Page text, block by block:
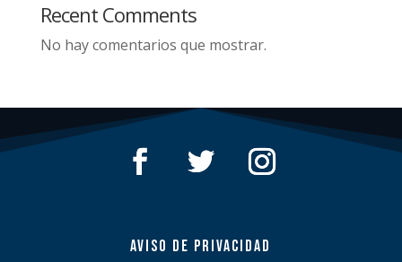
Recent Comments
No hay comentarios que mostrar.
AVISO DE PRIVACIDAD